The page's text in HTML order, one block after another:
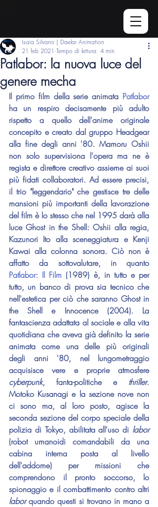
Patlabor: la nuova luce del
genere mecha
Isaia Silvano | Daelar Animation
21 feb 2021 Tempo di lettura: 4 min
Il primo film della serie animata Patlabor
ha un respiro decisamente più adulto
rispetto a quello dell'anime originale
concepito e creato dal gruppo Headgear
alla fine degli anni '80. Mamoru Oshii
non solo supervisiona l'opera ma ne è
regista e direttore creativo assieme ai suoi
più fidati collaboratori. Ad essere precisi,
il trio "leggendario" che gestisce tre delle
mansioni più importanti della lavorazione
del film è lo stesso che nel 1995 darà alla
luce Ghost in the Shell: Oshii
Kazunori Ito alla sceneggiatura e Kenji
Kawai alla colonna sonora. Ciò non è
Patlabor: Il Film (1989) è, in tutto e per
tutto, un banco di prova sia tecnico che
nell'estetica per ciò che saranno Ghost in
the Shell e Innocence (2004). La
fantascienza adattata al sociale e alla vita
quotidiana che aveva già definito la serie
animata come una delle più originali
degli anni '80, nel lungometraggio
acquisisce vere e proprie atmosfere
cyberpunk, fanta-politiche e thriller.
Motoko Kusanagi e la sezione nove non
ci sono ma, al loro posto, agisce la
seconda sezione del corpo speciale della
polizia di Tokyo, abilitata all'uso di
labor
(robot umanoidi comandabili da una
cabina interna posta al livello
dell'addome) per missioni che
comprendono il pronto soccorso, lo
labor quando questi si trovano in mano a